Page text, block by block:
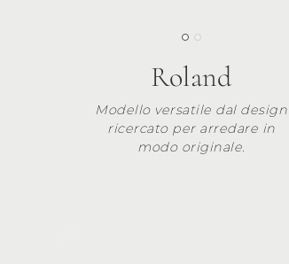
Roland
Modello versatile dal design
ricercato per arredare in
modo originale.